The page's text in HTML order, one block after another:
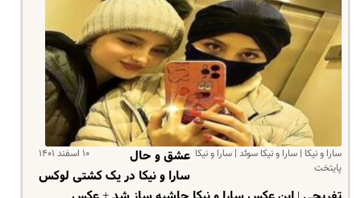
سارا و نیکا | سارا و نیکا سوئد | سارا و نیکا
پایتخت
۱۰ اسفند ۱۴۰۱
عشق و حال
سارا و نیکا در یک کشتی لوکس